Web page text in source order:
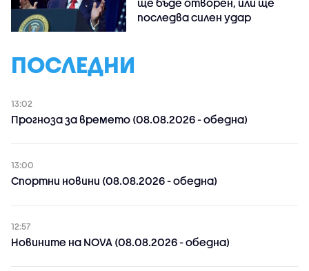
ще бъде отворен, или ще
последва силен удар
ПОСЛЕДНИ
13:02
Прогноза за времето (08.08.2026 - обедна)
13:00
Спортни новини (08.08.2026 - обедна)
12:57
Новините на NOVA (08.08.2026 - обедна)